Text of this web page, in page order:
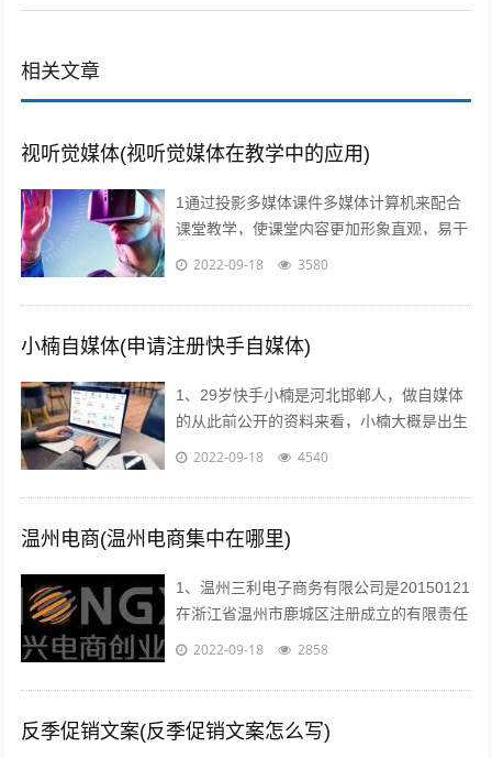
相关文章
视听觉媒体(视听觉媒体在教学中的应用)
1通过投影多媒体课件多媒体计算机来配合
课堂教学，使课堂内容更加形象直观，易于
师生情感交流，及时反馈和引导，从而有效
2022-09-18 3580
小楠自媒体(申请注册快手自媒体)
1、29岁快手小楠是河北邯郸人，做自媒体
的从此前公开的资料来看，小楠大概是出生
于1993年的美女，如今29岁上下。...
2022-09-18 4540
温州电商(温州电商集中在哪里)
1、温州三利电子商务有限公司是20150121
在浙江省温州市鹿城区注册成立的有限责任
公司自然人投资或控股，注册地址位于温州
2022-09-18 2858
反季促销文案(反季促销文案怎么写)